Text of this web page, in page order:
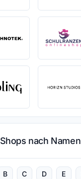
Shops nach Namen
B C D E